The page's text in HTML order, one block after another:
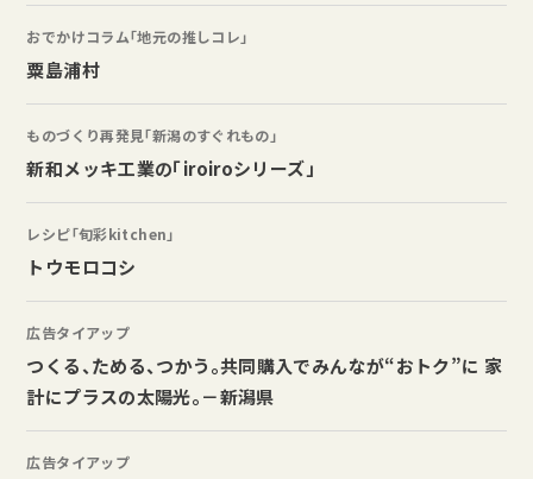
おでかけコラム「地元の推しコレ」
粟島浦村
ものづくり再発見「新潟のすぐれもの」
新和メッキ工業の「iroiroシリーズ」
レシピ「旬彩kitchen」
トウモロコシ
広告タイアップ
つくる、ためる、つかう。共同購入でみんなが“おトク”に 家
計にプラスの太陽光。－新潟県
広告タイアップ